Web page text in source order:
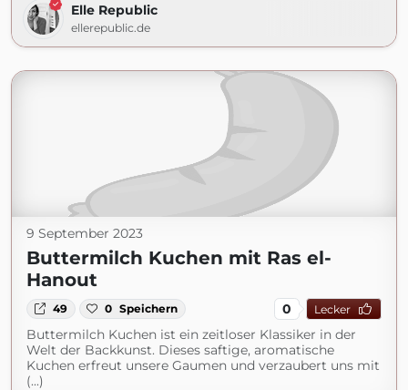
Elle Republic
ellerepublic.de
9 September 2023
Buttermilch Kuchen mit Ras el-
Hanout
49 0 Speichern 0 Lecker
Buttermilch Kuchen ist ein zeitloser Klassiker in der
Welt der Backkunst. Dieses saftige, aromatische
Kuchen erfreut unsere Gaumen und verzaubert uns mit
(...)